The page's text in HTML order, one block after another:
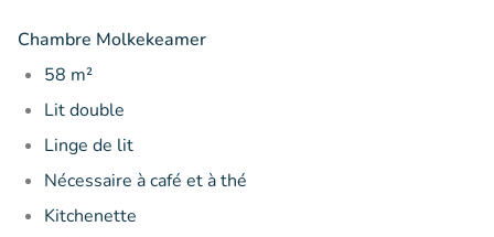
Chambre Molkekeamer
58 m²
Lit double
Linge de lit
Nécessaire à café et à thé
Kitchenette